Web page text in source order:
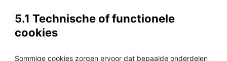
5.1 Technische of functionele
cookies
Sommige cookies zorgen ervoor dat bepaalde onderdelen